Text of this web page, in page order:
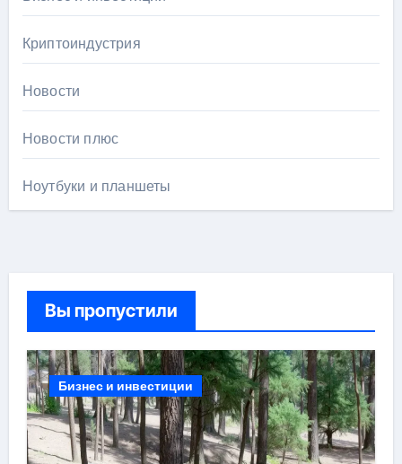
Криптоиндустрия
Новости
Новости плюс
Ноутбуки и планшеты
Вы пропустили
Бизнес и инвестиции